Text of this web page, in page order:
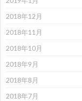
2018年12月
2018年11月
2018年10月
2018年9月
2018年8月
2018年7月